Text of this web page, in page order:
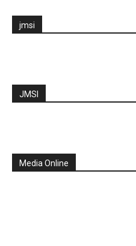
jmsi
JMSI
Media Online